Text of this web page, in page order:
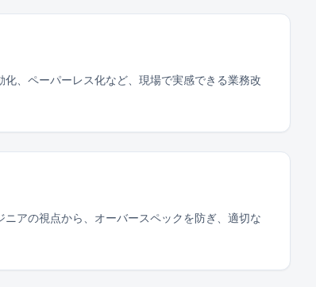
、ペーパーレス化など、現場で実感できる業務改
アの視点から、オーバースペックを防ぎ、適切な